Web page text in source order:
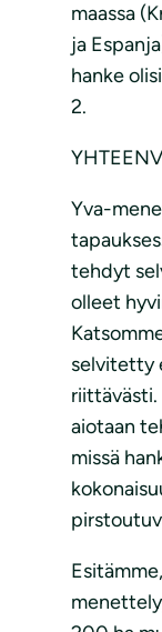
maassa
ja
hanke
2.
Yva-
tehdyt
olleet
selvitetty
riittävästi.
aiotaan
missä